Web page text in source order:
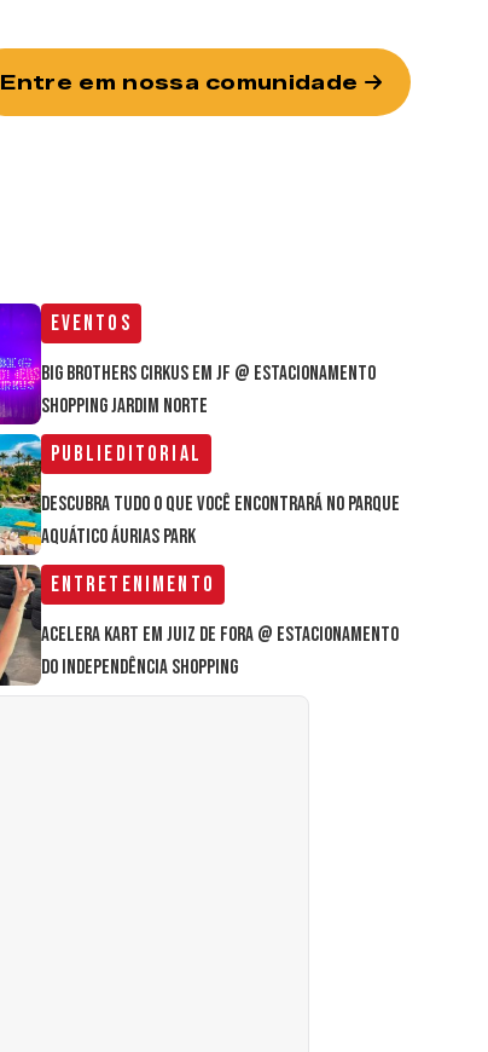
Entre em nossa comunidade
Eventos
Big Brothers Cirkus em JF @ estacionamento
Shopping Jardim Norte
Publieditorial
Descubra tudo o que você encontrará no parque
aquático Áurias Park
Entretenimento
Acelera Kart em Juiz de Fora @ estacionamento
do Independência Shopping